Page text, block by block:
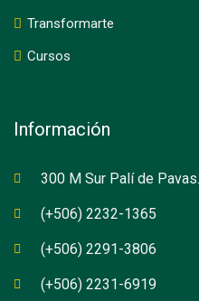
Transformarte
Cursos
Información
300 M Sur Palí de
(+506) 2232-1365
(+506) 2291-3806
(+506) 2231-6919